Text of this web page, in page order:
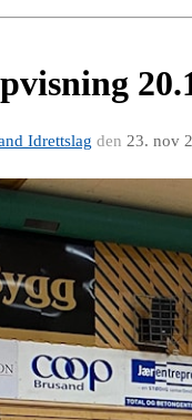
Idrettslag den 23. nov